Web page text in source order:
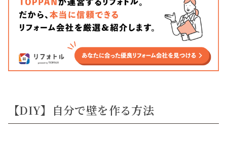
【DIY】自分で壁を作る方法